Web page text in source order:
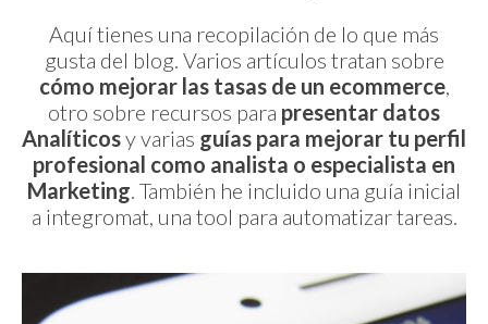
Aquí tienes una recopilación de lo que más
gusta del blog. Varios artículos tratan sobre
cómo mejorar las tasas de un ecommerce,
otro sobre recursos para presentar datos
Analíticosy varias guías para mejorar tu perfil
profesional como analista o especialista en
Marketing. También he incluido una guía inicial
a integromat, una tool para automatizar tareas.